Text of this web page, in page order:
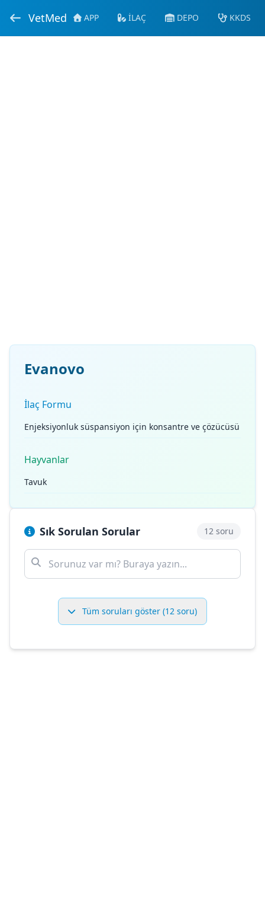
VetMed APP İLAÇ DEPO KKDS
Evanovo
İlaç Formu
Enjeksiyonluk süspansiyon için konsantre ve çözücüsü
Hayvanlar
Tavuk
Sık Sorulan Sorular 12 soru
Tüm soruları göster (12 soru)